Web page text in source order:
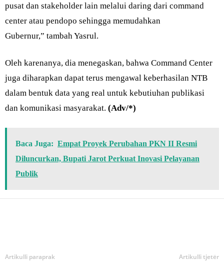
pusat dan stakeholder lain melalui daring dari command
center atau pendopo sehingga memudahkan
Gubernur,” tambah Yasrul.
Oleh karenanya, dia menegaskan, bahwa Command Center
juga diharapkan dapat terus mengawal keberhasilan NTB
dalam bentuk data yang real untuk kebutiuhan publikasi
dan komunikasi masyarakat. (Adv/*)
Baca Juga: Empat Proyek Perubahan PKN II Resmi
Diluncurkan, Bupati Jarot Perkuat Inovasi Pelayanan
Publik
Artikulli paraprak Artikulli tjetër